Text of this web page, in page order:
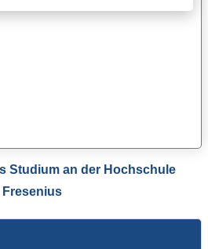
Studium an der Hochschule
Fresenius